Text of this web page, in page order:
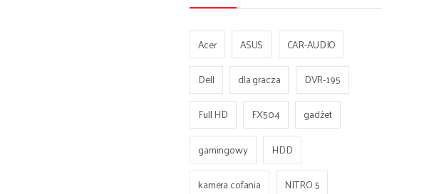
Acer ASUS
CAR-AUDIO
Dell
dla gracza
DVR-195
Full HD
FX504
gadżet
gamingowy
HDD
kamera cofania
NITRO 5